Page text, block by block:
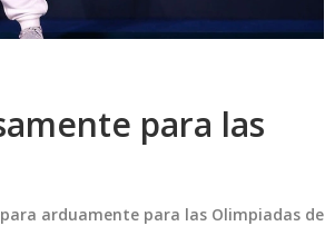
para las
arduamente para las Olimpiadas de